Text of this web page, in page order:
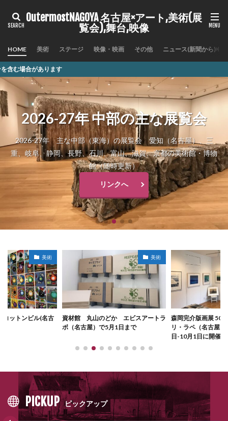
OutermostNAGOYA 名古屋×アート,美術(展
覧会),舞台,映像
HOME 美術 ステージ 映像・映画 その他 ニュース(新聞から)
2026-27年 中部の主な展覧会
2026-27年 主な中部（東海）の展覧会 愛知（名古屋）、三
重、岐阜、静岡、長野、石川、富山、滋賀、京都の美術館・博物
館（随時更新）
リンクへ
美術
エビスアートラ
美術
森岡完介版画展 50年のあゆみ ガル
リ・ラペ（名古屋）で2024年9月20
「清流の国 文化探
Discovery』」岐阜
10月19日-11月24日
PICKUP ピックアップ